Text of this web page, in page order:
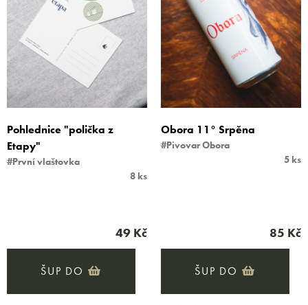
Pohlednice "polička z
Etapy"
#První vlaštovka
8 ks
49 Kč
ŠUP DO
Obora 11° Srpěna
#Pivovar Obora
5 ks
85 Kč
ŠUP DO